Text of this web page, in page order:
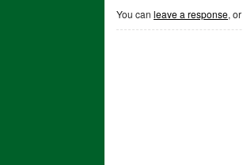
You can leave a response, or